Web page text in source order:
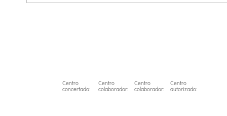
Centro
concertado:
Centro
colaborador:
Centro
colaborador:
Centro
autorizado: